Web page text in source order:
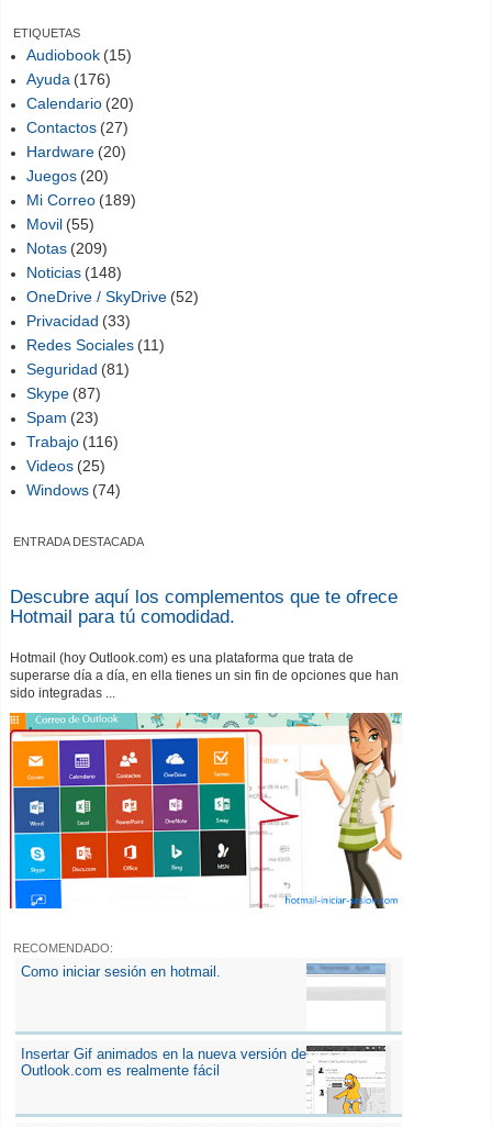
ETIQUETAS
Audiobook (15)
Ayuda (176)
Calendario (20)
Contactos (27)
Hardware (20)
Juegos (20)
Mi Correo (189)
Movil (55)
Notas (209)
Noticias (148)
OneDrive / SkyDrive (52)
Privacidad (33)
Redes Sociales (11)
Seguridad (81)
Skype (87)
Spam (23)
Trabajo (116)
Videos (25)
Windows (74)
ENTRADA DESTACADA
Descubre aquí los complementos que te ofrece
Hotmail para tú comodidad.
Hotmail (hoy Outlook.com) es una plataforma que trata de
superarse día a día, en ella tienes un sin fin de opciones que han
sido integradas ...
RECOMENDADO:
Como iniciar sesión en hotmail.
Insertar Gif animados en la nueva versión de
Outlook.com es realmente fácil